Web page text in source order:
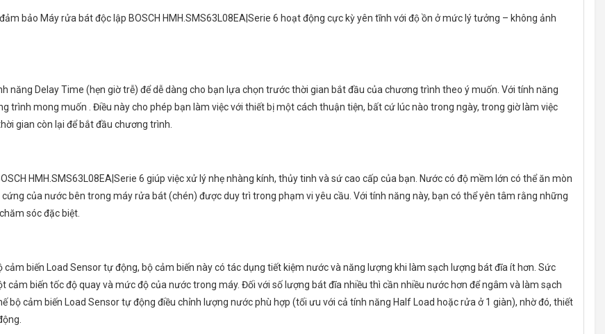
bảo Máy rửa bát độc lập BOSCH HMH.SMS63L08EA|Serie 6 hoạt động cực kỳ yên tĩnh với độ ồn ở mức lý tưởng – không ảnh
năng Delay Time (hẹn giờ trễ) để dễ dàng cho bạn lựa chọn trước thời gian bắt đầu của chương trình theo ý muốn. Với tính năng
trình mong muốn . Điều này cho phép bạn làm việc với thiết bị một cách thuận tiện, bất cứ lúc nào trong ngày, trong giờ làm việc
gian còn lại để bắt đầu chương trình.
HMH.SMS63L08EA|Serie 6 giúp việc xử lý nhẹ nhàng kính, thủy tinh và sứ cao cấp của bạn. Nước có độ mềm lớn có thể ăn mòn
của nước bên trong máy rửa bát (chén) được duy trì trong phạm vi yêu cầu. Với tính năng này, bạn có thể yên tâm rằng những
sóc đặc biệt.
cảm biến Load Sensor tự động, bộ cảm biến này có tác dụng tiết kiệm nước và năng lượng khi làm sạch lượng bát đĩa ít hơn. Sức
biến tốc độ quay và mức độ của nước trong máy. Đối với số lượng bát đĩa nhiều thì cần nhiều nước hơn để ngâm và làm sạch
bộ cảm biến Load Sensor tự động điều chỉnh lượng nước phù hợp (tối ưu với cả tính năng Half Load hoặc rửa ở 1 giàn), nhờ đó, thiết